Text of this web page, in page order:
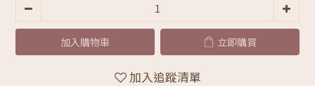
加入購物車 立即購買
加入追蹤清單